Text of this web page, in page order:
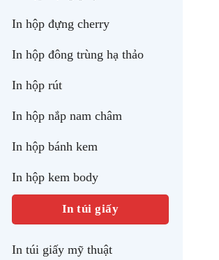
In hộp đựng cherry
In hộp đông trùng hạ thảo
In hộp rút
In hộp nắp nam châm
In hộp bánh kem
In hộp kem body
In túi giấy
In túi giấy mỹ thuật